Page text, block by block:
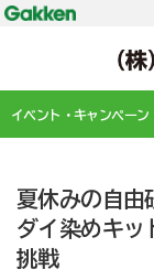
イベント・キャンペーン
夏休みの自由
ダイ染めキッ
挑戦